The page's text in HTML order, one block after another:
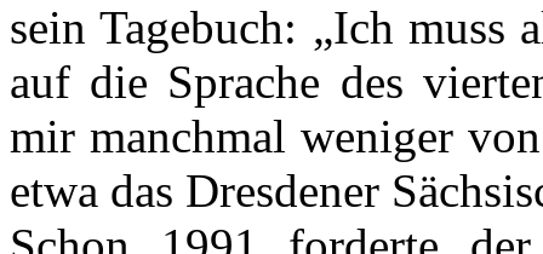
sein Tagebuch: „Ich muss
auf die Sprache des
mir manchmal weniger
etwa das Dresdener